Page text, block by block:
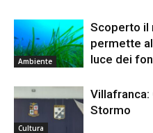
Ambiente
Scoperto il
permette
luce dei
Cultura
Villafranca:
Stormo